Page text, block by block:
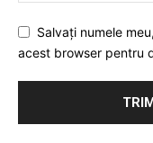
Salvați numele
acest browser pentru